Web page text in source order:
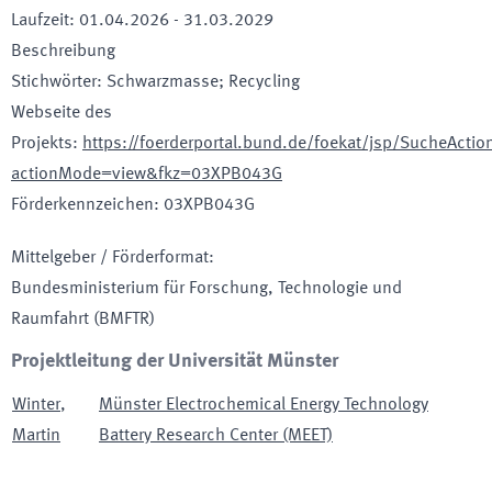
Laufzeit: 01.04.2026 - 31.03.2029
Beschreibung
Stichwörter: Schwarzmasse; Recycling
Webseite des
Projekts: https://foerderportal.bund.de/foekat/jsp/
actionMode=view&fkz=03XPB043G
Förderkennzeichen: 03XPB043G
Mittelgeber / Förderformat:
Bundesministerium für Forschung, Technologie und
Raumfahrt (BMFTR)
Projektleitung der Universität Münster
Winter,
Martin
Münster Electrochemical Energy Technology
Battery Research Center (MEET)